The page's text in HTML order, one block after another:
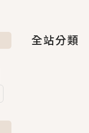
小說創作首選！有
離婚你提的，二婚
與重疊世界》炎熱
》救命！特殊費洛
《陰陽鬼店》上班
》每個人心中都
全站分類